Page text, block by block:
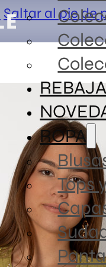
Saltar al pie de
ROPA
Tops